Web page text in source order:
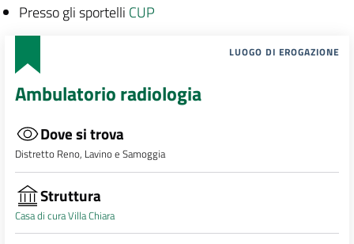
Presso gli sportelli CUP
LUOGO DI EROGAZIONE
Ambulatorio radiologia
Dove si trova
Distretto Reno, Lavino e Samoggia
Struttura
Casa di cura Villa Chiara